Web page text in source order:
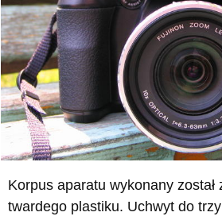
Korpus aparatu wykonany został
twardego plastiku. Uchwyt do